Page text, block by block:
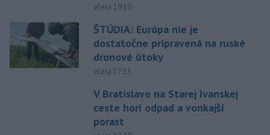
včera 19:10
ŠTÚDIA: Európa nie je
dostatočne pripravená na ruské
dronové útoky
včera 17:15
V Bratislave na Starej Ivanskej
ceste horí odpad a vonkajší
porast